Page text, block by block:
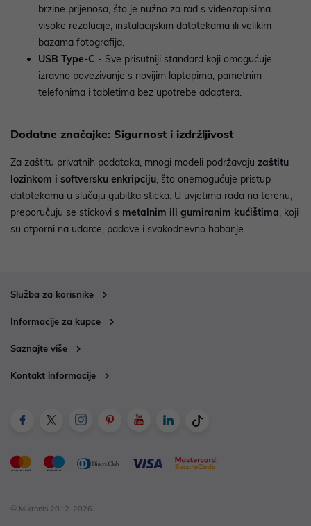
brzine prijenosa, što je nužno za rad s videozapisima
visoke rezolucije, instalacijskim datotekama ili velikim
bazama fotografija.
USB Type-C - Sve prisutniji standard koji omogućuje
izravno povezivanje s novijim laptopima, pametnim
telefonima i tabletima bez upotrebe adaptera.
Dodatne značajke: Sigurnost i izdržljivost
Za zaštitu privatnih podataka, mnogi modeli podržavaju zaštitu
lozinkom i softversku enkripciju, što onemogućuje pristup
datotekama u slučaju gubitka sticka. U uvjetima rada na terenu,
preporučuju se stickovi s metalnim ili gumiranim kućištima, koji
su otporni na udarce, padove i svakodnevno habanje.
Služba za korisnike
Informacije za kupce
Saznajte više
Kontakt informacije
© Mikronis 2012-2026